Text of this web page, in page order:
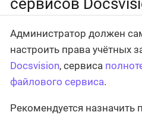
сервисов
Администратор должен
настроить права учётных
Docsvision, сервиса
файлового сервиса.
Рекомендуется назначить